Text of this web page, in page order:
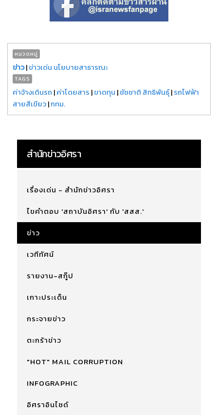
หมวดหมู่
ข่าว|ข่าวเด่น นโยบายสาธารณะ
TAGS
ค่าจ้างเดินรถ |ค่าโดยสาร |ขาดทุน |ชัชชาติ สิทธิพันธุ์|รถไฟฟ้า
สายสีเขียว|กทม.
สำนักข่าวอิศรา
เรื่องเด่น - สำนักข่าวอิศรา
ไขคำตอบ 'สถาบันอิศรา' กับ 'สสส.'
ข่าว
เวทีทัศน์
รายงาน-สกู๊ป
เกาะประเด็น
กระจายข่าว
ตะกร้าข่าว
"HOT" MAIL CORRUPTION
INFOGRAPHIC
อิศราอินไซด์